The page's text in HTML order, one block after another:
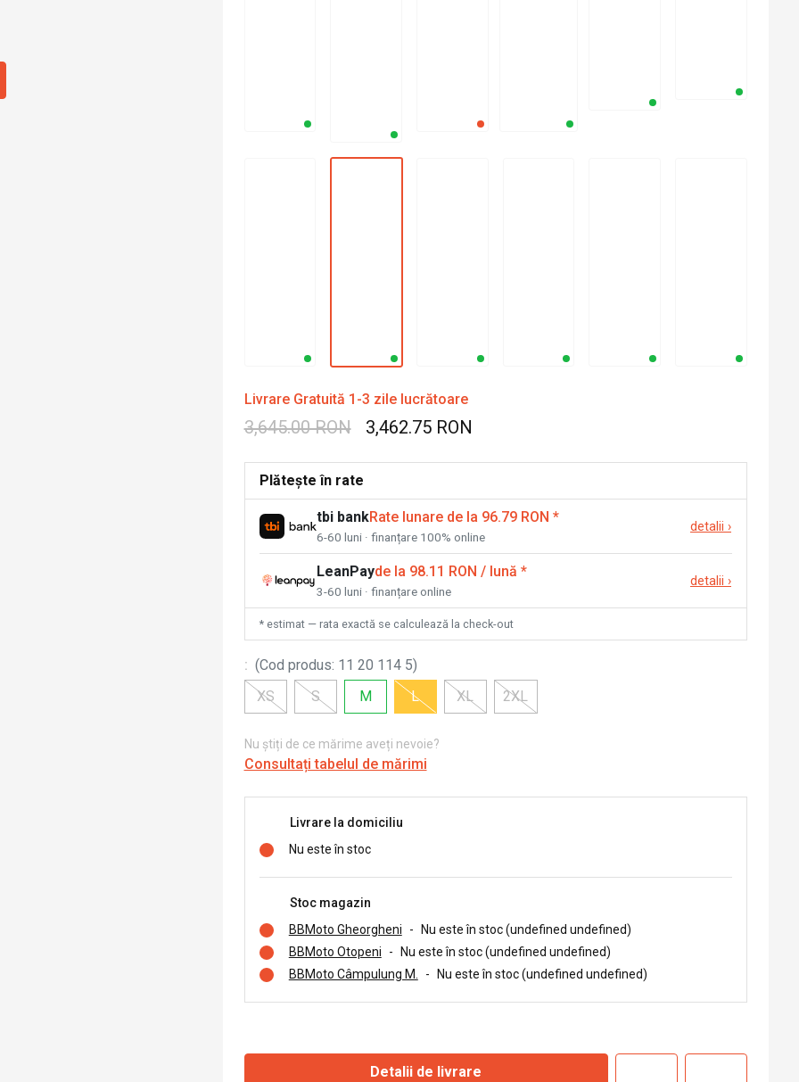
Livrare Gratuită 1-3 zile lucrătoare
3,645.00 RON 3,462.75 RON
Plătește în rate
tbi bankRate lunare de la 96.79 RON *
6-60 luni · finanțare 100% online
detalii ›
LeanPayde la 98.11 RON / lună *
3-60 luni · finanțare online
detalii ›
* estimat — rata exactă se calculează la check-out
: (Cod produs: 11 20 114 5)
XS
S M L XL 2XL
Nu știți de ce mărime aveți nevoie?
Consultați tabelul de mărimi
Livrare la domiciliu
Nu este în stoc
Stoc magazin
BBMoto Gheorgheni
-
Nu este în stoc (undefined undefined)
BBMoto Otopeni
-
Nu este în stoc (undefined undefined)
BBMoto Câmpulung M.
- Nu este în stoc (undefined undefined)
Detalii de livrare